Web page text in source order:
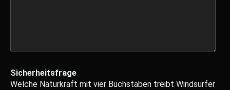
Sicherheitsfrage
Welche Naturkraft mit vier Buchstaben treibt Windsurfer